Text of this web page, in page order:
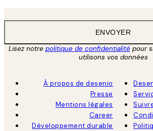
ENVOYER
Lisez notre politique de confidentialitépour
utilisons vos données
À propos de desenio
Presse
Mentions légales
Career
Développement durable